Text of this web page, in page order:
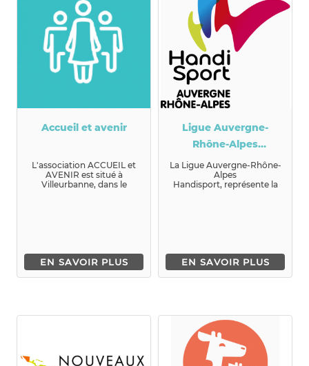
Accueil et avenir
L'association ACCUEIL et
AVENIR est situé à
Villeurbanne, dans le
EN SAVOIR PLUS
Ligue Auvergne-
Rhône-Alpes
Handisport
La Ligue Auvergne-Rhône-
Alpes
Handisport, représente la
EN SAVOIR PLUS